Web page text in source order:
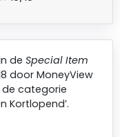
de Special Item
door MoneyView
de categorie
Kortlopend’.